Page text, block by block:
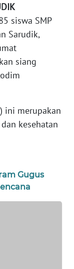
siswa SMP
Sarudik,
siang
ini merupakan
kesehatan
Gugus